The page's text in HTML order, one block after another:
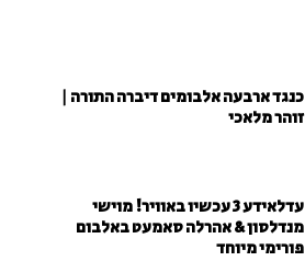
כנגד ארבעה אלבומים דיברה התורה |
זוהר מלאכי
עדלאידע 3 עכשיו באוויר! מוישי
מנדלסון & אהרלה סאמעט באלבום
פורימי מיוחד